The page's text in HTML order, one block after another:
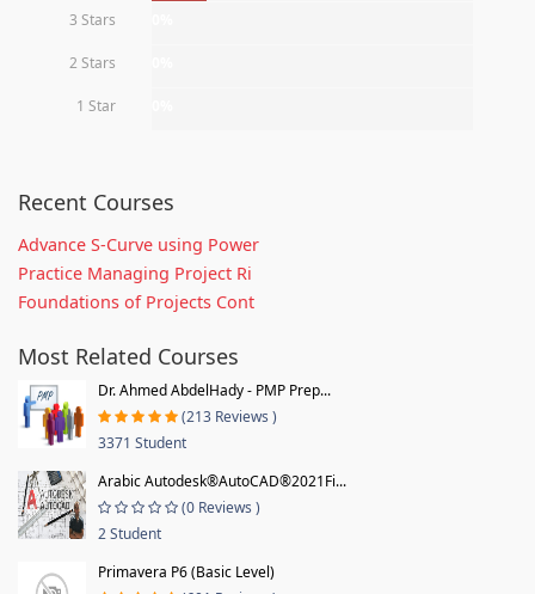
3 Stars
2 Stars
1 Star
Recent Courses
Advance S-Curve using Power
Practice Managing Project Ri
Foundations of Projects Cont
Most Related Courses
Dr. Ahmed AbdelHady - PMP Prep...
(213 Reviews )
3371 Student
Arabic Autodesk®AutoCAD®2021Fi...
(0 Reviews )
2 Student
Primavera P6 (Basic Level)